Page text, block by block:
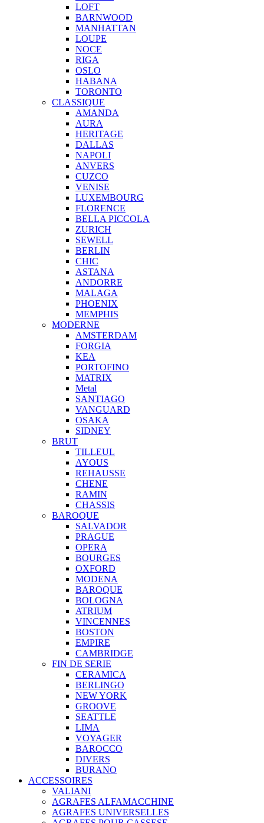
LOFT
BARNWOOD
MANHATTAN
LOUPE
NOCE
RIGA
OSLO
HABANA
TORONTO
CLASSIQUE
AMANDA
AURA
HERITAGE
DALLAS
NAPOLI
ANVERS
CUZCO
VENISE
LUXEMBOURG
FLORENCE
BELLA PICCOLA
ZURICH
SEWELL
BERLIN
CHIC
ASTANA
ANDORRE
MALAGA
PHOENIX
MEMPHIS
MODERNE
AMSTERDAM
FORGIA
KEA
PORTOFINO
MATRIX
Metal
SANTIAGO
VANGUARD
OSAKA
SIDNEY
BRUT
TILLEUL
AYOUS
REHAUSSE
CHENE
RAMIN
CHASSIS
BAROQUE
SALVADOR
PRAGUE
OPERA
BOURGES
OXFORD
MODENA
BAROQUE
BOLOGNA
ATRIUM
VINCENNES
BOSTON
EMPIRE
CAMBRIDGE
FIN DE SERIE
CERAMICA
BERLINGO
NEW YORK
GROOVE
SEATTLE
LIMA
VOYAGER
BAROCCO
DIVERS
BURANO
ACCESSOIRES
VALIANI
AGRAFES ALFAMACCHINE
AGRAFES UNIVERSELLES